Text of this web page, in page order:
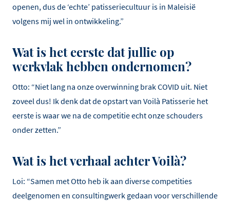
openen, dus de ‘echte’ patisseriecultuur is in Maleisië
volgens mij wel in ontwikkeling.”
Wat is het eerste dat jullie op
werkvlak hebben ondernomen?
Otto: “Niet lang na onze overwinning brak COVID uit. Niet
zoveel dus! Ik denk dat de opstart van Voilà Patisserie het
eerste is waar we na de competitie echt onze schouders
onder zetten.”
Wat is het verhaal achter Voilà?
Loi: “Samen met Otto heb ik aan diverse competities
deelgenomen en consultingwerk gedaan voor verschillende